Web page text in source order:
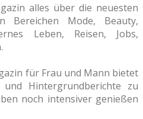
alles über die neuesten
Bereichen Mode, Beauty,
Leben, Reisen, Jobs,
für Frau und Mann bietet
Hintergrundberichte zu
noch intensiver genießen